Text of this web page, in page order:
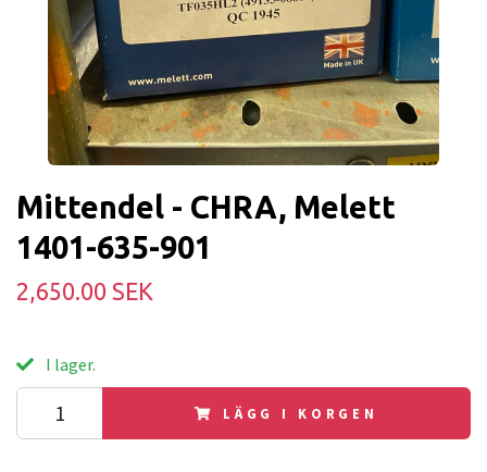
Mittendel - CHRA, Melett
1401-635-901
2,650.00 SEK
I lager.
LÄGG I KORGEN